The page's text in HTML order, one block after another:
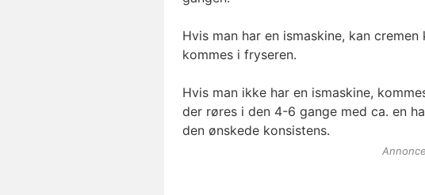
Hvis man har en ismaskine, kan
kommes i fryseren.
Hvis man ikke har en ismaskine,
der røres i den 4-6 gange med ca. en
den ønskede konsistens.
Annonce